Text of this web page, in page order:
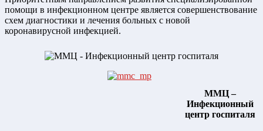
помощи в инфекционном центре является совершенствование
схем диагностики и лечения больных с новой
коронавирусной инфекцией.
ММЦ –
Инфекционный
центр госпиталя